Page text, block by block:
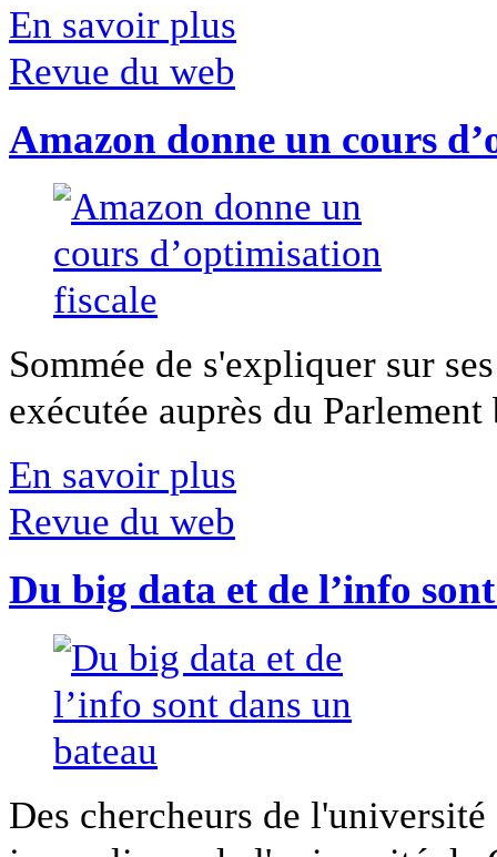
En savoir plus
Revue du web
Amazon donne un cours
Sommée de s'expliquer sur
exécutée auprès du
En savoir plus
Revue du web
Du big data et de l’info
Des chercheurs de